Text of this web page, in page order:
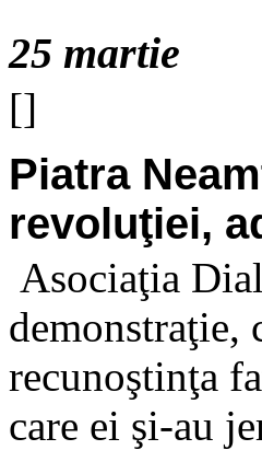
25 martie
[]
Piatra
revoluţiei,
Asociaţia
demonstraţie,
recunoştinţa
care ei şi-au